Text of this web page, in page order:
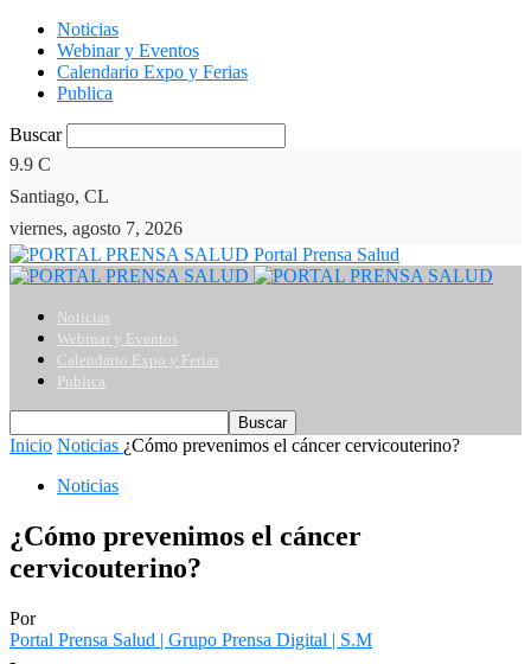
Noticias
Webinar y Eventos
Calendario Expo y Ferias
Publica
Buscar
9.9 C
Santiago, CL
viernes, agosto 7, 2026
Portal Prensa Salud
Noticias
Webinar y Eventos
Calendario Expo y Ferias
Publica
Inicio Noticias ¿Cómo prevenimos el cáncer cervicouterino?
Noticias
¿Cómo prevenimos el cáncer
cervicouterino?
Por
Portal Prensa Salud | Grupo Prensa Digital | S.M